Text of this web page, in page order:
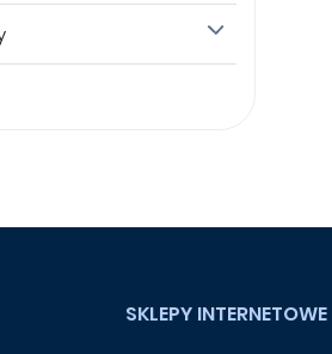
SKLEPY INTERNETOWE